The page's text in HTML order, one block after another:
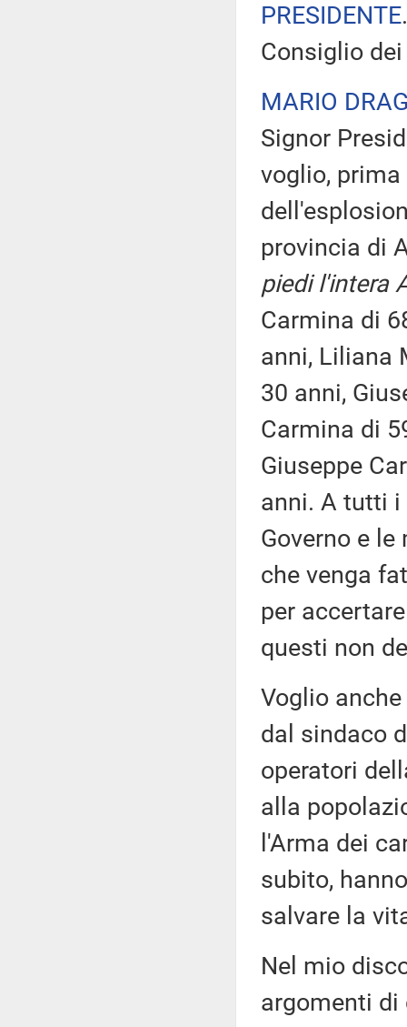
PRESIDENTE
Consiglio
MARIO
Signor
voglio,
provincia di
piedi l'intera
Carmina di
anni, Liliana
30 anni,
Carmina di
Giuseppe
anni. A tutti i
Governo e
che venga
per
questi non
Voglio
dal sindaco
operatori
alla
l'Arma dei
subito,
salvare la
Nel mio
argomenti di